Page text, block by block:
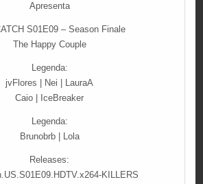
Apresenta
S01E09 – Season Finale
The Happy Couple
Legenda:
jvFlores | Nei | LauraA
Caio | IceBreaker
Legenda:
Brunobrb | Lola
Releases:
KILLERS